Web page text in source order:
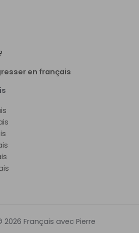
en français
Français avec Pierre